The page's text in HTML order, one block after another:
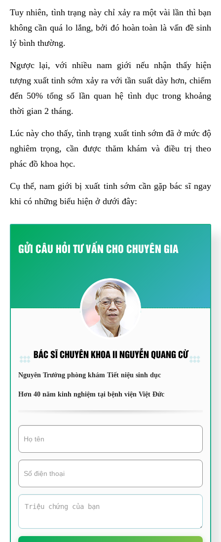
Tuy nhiên, tình trạng này chỉ xảy ra một vài lần thì bạn
không cần quá lo lắng, bởi đó hoàn toàn là vấn đề sinh
lý bình thường.
Ngược lại, với nhiều nam giới nếu nhận thấy hiện
tượng xuất tinh sớm xảy ra với tần suất dày hơn, chiếm
đến 50% tổng số lần quan hệ tình dục trong khoảng
thời gian 2 tháng.
Lúc này cho thấy, tình trạng xuất tinh sớm đã ở mức độ
nghiêm trọng, cần được thăm khám và điều trị theo
phác đồ khoa học.
Cụ thể, nam giới bị xuất tinh sớm cần gặp bác sĩ ngay
khi có những biểu hiện ở dưới đây:
GỬI CÂU HỎI TƯ VẤN CHO CHUYÊN GIA
BÁC SĨ CHUYÊN KHOA II NGUYỄN QUANG CỪ
Nguyên Trưởng phòng khám Tiết niệu sinh dục
Hơn 40 năm kinh nghiệm tại bệnh viện Việt Đức